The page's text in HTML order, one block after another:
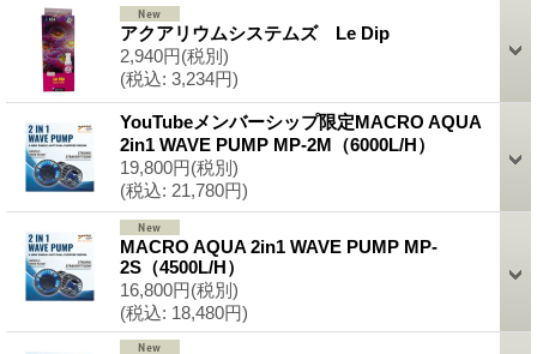
アクアリウムシステムズ Le Dip
2,940円(税別)
(税込: 3,234円)
YouTubeメンバーシップ限定MACRO AQUA
2in1 WAVE PUMP MP-2M（6000L/H）
19,800円(税別)
(税込: 21,780円)
MACRO AQUA 2in1 WAVE PUMP MP-
2S（4500L/H）
16,800円(税別)
(税込: 18,480円)